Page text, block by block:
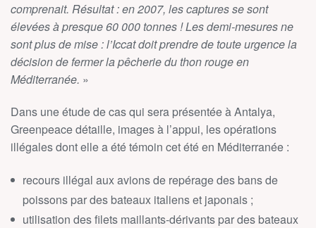
comprenait. Résultat : en 2007, les captures se sont
élevées à presque 60 000 tonnes ! Les demi-mesures ne
sont plus de mise : l’Iccat doit prendre de toute urgence la
décision de fermer la pêcherie du thon rouge en
Méditerranée. »
Dans une étude de cas qui sera présentée à Antalya,
Greenpeace détaille, images à l’appui, les opérations
illégales dont elle a été témoin cet été en Méditerranée :
recours illégal aux avions de repérage des bans de
poissons par des bateaux italiens et japonais ;
utilisation des filets maillants-dérivants par des bateaux